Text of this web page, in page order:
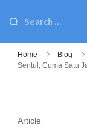
Home Blog
Sentul, Cuma Satu
Article